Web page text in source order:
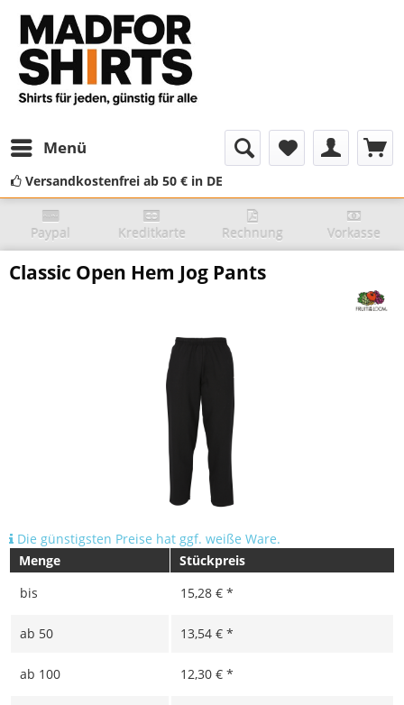
Menü
Versandkostenfrei ab 50 € in DE
Paypal Kreditkarte Rechnung Vorkasse
Classic Open Hem Jog Pants
Die günstigsten Preise hat ggf. weiße Ware.
Menge
Stückpreis
bis
15,28 € *
ab 50 13,54 € *
ab 100 12,30 € *